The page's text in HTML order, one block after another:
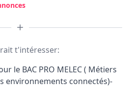
t'intéresser:
le BAC PRO MELEC ( Métiers
environnements connectés)-